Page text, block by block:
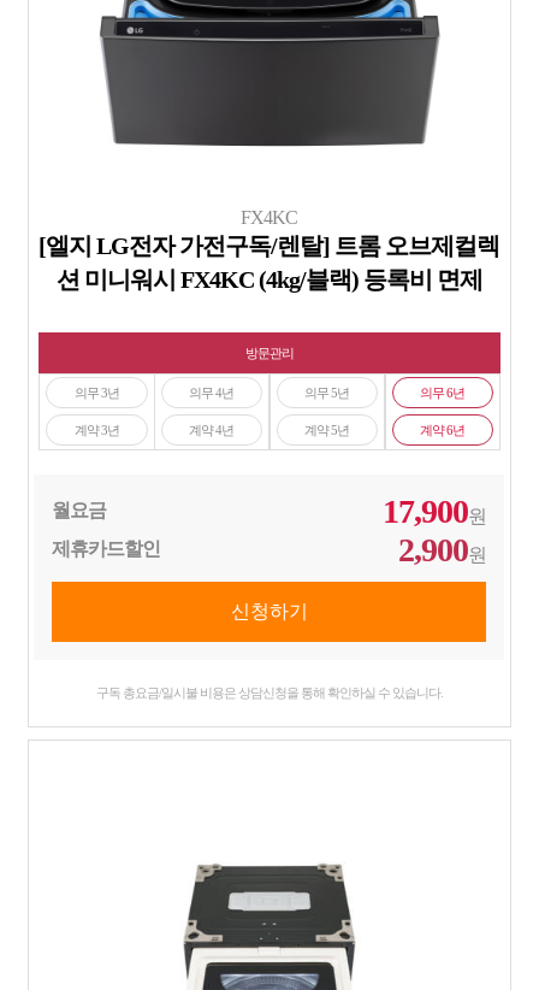
FX4KC
[엘지 LG전자 가전구독/렌탈] 트롬 오브제컬렉
션 미니워시 FX4KC (4kg/블랙) 등록비 면제
방문관리
의무 3년
계약 3년
의무 4년
계약 4년
의무 5년
계약 5년
의무 6년
계약 6년
월요금 17,900원
제휴카드할인
2,900원
구독 총요금/일시불 비용은 상담신청을 통해 확인하실 수 있습니다.